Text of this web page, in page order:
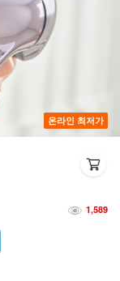
온라인 최저가
1,589